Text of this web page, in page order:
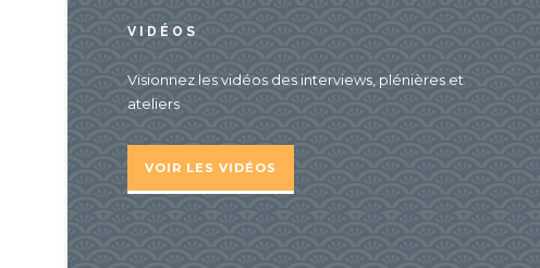
VIDÉOS
Visionnez les vidéos des interviews, plénières et
ateliers
VOIR LES VIDÉOS